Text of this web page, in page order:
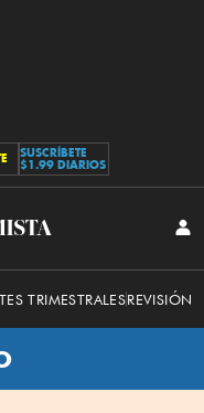
SUSCRÍBETE
$1.99 DIARIOS
TRIMESTRALESREVISIÓN